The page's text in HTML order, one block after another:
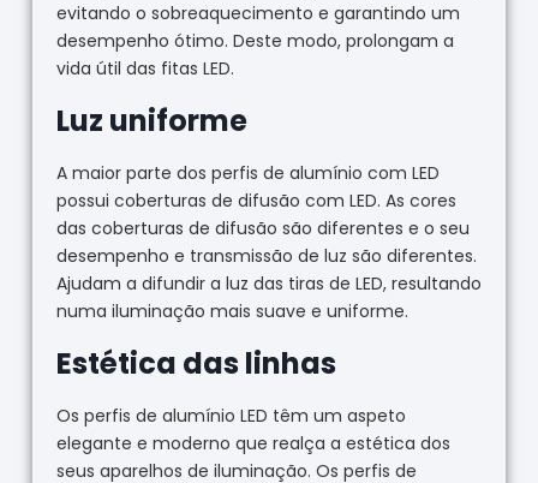
evitando o sobreaquecimento e garantindo um
desempenho ótimo. Deste modo, prolongam a
vida útil das fitas LED.
Luz uniforme
A maior parte dos perfis de alumínio com LED
possui coberturas de difusão com LED. As cores
das coberturas de difusão são diferentes e o seu
desempenho e transmissão de luz são diferentes.
Ajudam a difundir a luz das tiras de LED, resultando
numa iluminação mais suave e uniforme.
Estética das linhas
Os perfis de alumínio LED têm um aspeto
elegante e moderno que realça a estética dos
seus aparelhos de iluminação. Os perfis de